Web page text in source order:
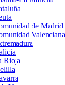
de Madrid
Valenciana
Rioja